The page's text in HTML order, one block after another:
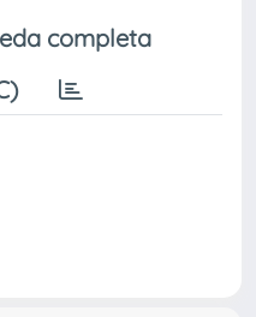
completa